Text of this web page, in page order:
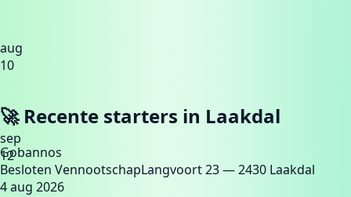
aug
10
sep
12
🚀 Recente starters in Laakdal
Gobannos
Besloten VennootschapLangvoort 23— 2430 Laakdal
4 aug 2026